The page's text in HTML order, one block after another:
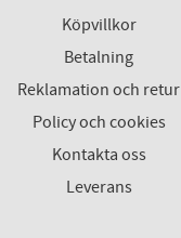
Köpvillkor
Betalning
Reklamation och retur
Policy och cookies
Kontakta oss
Leverans